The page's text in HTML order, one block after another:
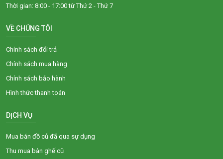
Thời gian: 8:00 - 17:00 từ Thứ 2 - Thứ 7
VỀ CHÚNG TÔI
Chính sách đổi trả
Chính sách mua hàng
Chính sách bảo hành
Hình thức thanh toán
DỊCH VỤ
Mua bán đồ củ đã qua sự dụng
Thu mua bàn ghế cũ